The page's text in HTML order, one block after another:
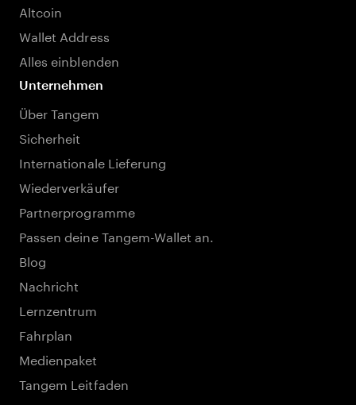
Altcoin
Wallet Address
Alles einblenden
Unternehmen
Über Tangem
Sicherheit
Internationale Lieferung
Wiederverkäufer
Partnerprogramme
Passen deine Tangem-Wallet an.
Blog
Nachricht
Lernzentrum
Fahrplan
Medienpaket
Tangem Leitfaden